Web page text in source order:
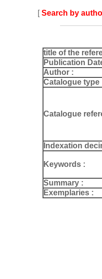
[Search by
title of the
Publication
Author :
Catalogue type
Catalogue
Indexation
Keywords :
Summary :
Exemplaries :